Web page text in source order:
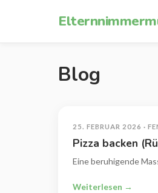
Blog
25. FEBRUAR 2026 ·
Pizza backen
Eine beruhigende
Weiterlesen →